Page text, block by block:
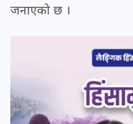
जनाएको छ ।